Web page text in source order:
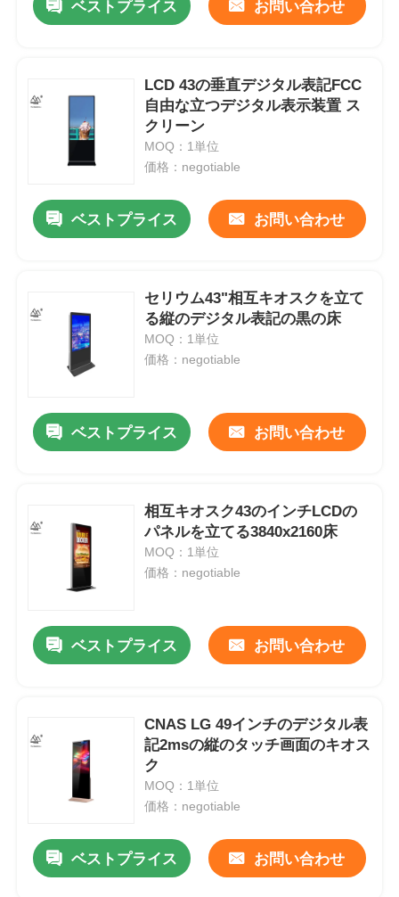
ベストプライス お問い合わせ
LCD 43の垂直デジタル表記FCC
自由な立つデジタル表示装置 ス
クリーン
MOQ：1単位
価格：negotiable
ベストプライス お問い合わせ
セリウム43"相互キオスクを立て
る縦のデジタル表記の黒の床
MOQ：1単位
価格：negotiable
ベストプライス お問い合わせ
相互キオスク43のインチLCDの
パネルを立てる3840x2160床
MOQ：1単位
価格：negotiable
ベストプライス お問い合わせ
CNAS LG 49インチのデジタル表
記2msの縦のタッチ画面のキオス
ク
MOQ：1単位
価格：negotiable
ベストプライス お問い合わせ